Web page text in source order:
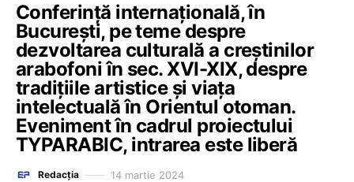
Conferință internațională, în
București, pe teme despre
dezvoltarea culturală a creștinilor
arabofoni în sec. XVI-XIX, despre
tradițiile artistice și viața
intelectuală în Orientul otoman.
Eveniment în cadrul proiectului
TYPARABIC, intrarea este liberă
Redacția 14 martie 2024